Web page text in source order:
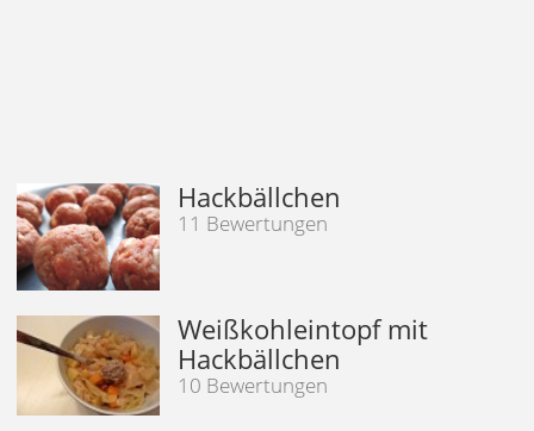
Hackbällchen
11 Bewertungen
Weißkohleintopf mit
Hackbällchen
10 Bewertungen